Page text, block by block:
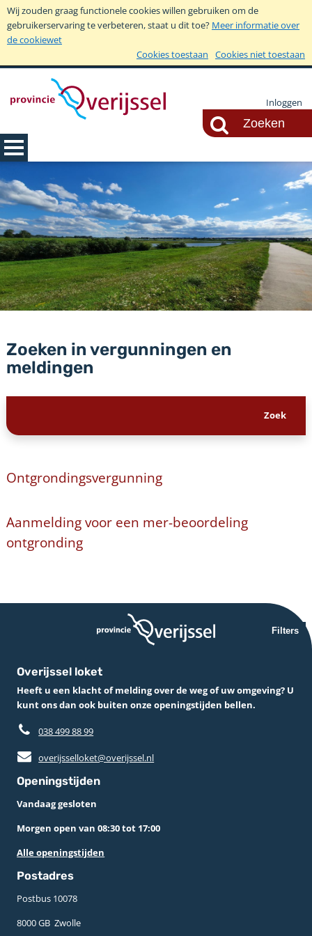
Wij zouden graag functionele cookies willen gebruiken om de
gebruikerservaring te verbeteren, staat u dit toe? Meer informatie over
de cookiewet
Cookies toestaan
Cookies niet toestaan
Inloggen
Zoeken in vergunningen en
meldingen
Ontgrondingsvergunning
Aanmelding voor een mer-beoordeling
ontgronding
Filters
Overijssel loket
Heeft u een klacht of melding over de weg of uw omgeving? U
kunt ons dan ook buiten onze openingstijden bellen.
038 499 88 99
overijsselloket@overijssel.nl
Openingstijden
Vandaag gesloten
Morgen open van 08:30 tot 17:00
Alle openingstijden
Postadres
Postbus 10078 ­
8000 GB ­ Zwolle